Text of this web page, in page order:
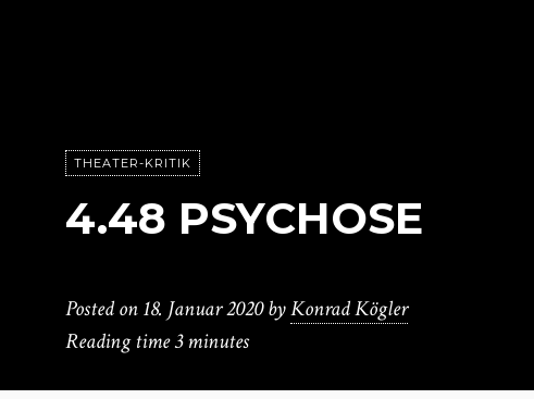
THEATER-KRITIK
4.48 PSYCHOSE
Posted on18. Januar 2020byKonrad Kögler
Reading time3 minutes